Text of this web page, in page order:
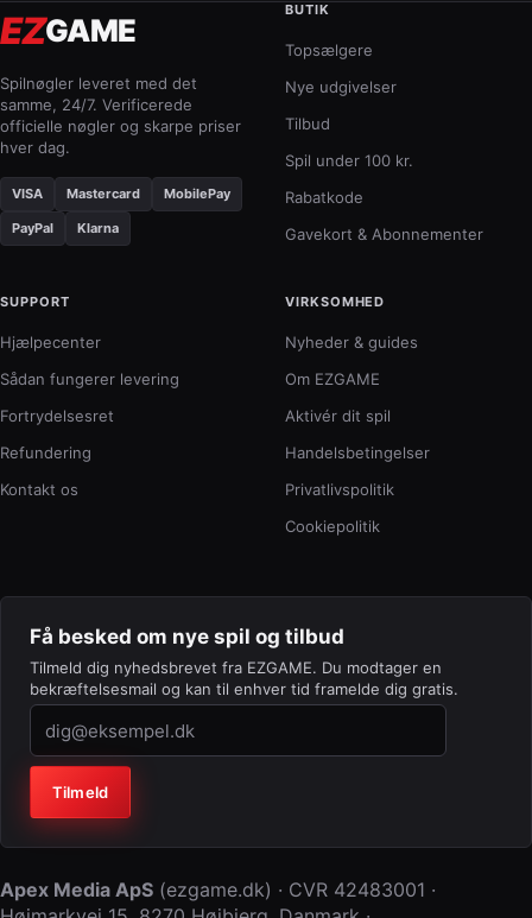
EZGAME
Spilnøgler leveret med det
samme, 24/7. Verificerede
officielle nøgler og skarpe priser
hver dag.
VISA Mastercard MobilePay
PayPal Klarna
BUTIK
Topsælgere
Nye udgivelser
Tilbud
Spil under 100 kr.
Rabatkode
Gavekort & Abonnementer
SUPPORT
Hjælpecenter
Sådan fungerer levering
Fortrydelsesret
Refundering
Kontakt os
VIRKSOMHED
Nyheder & guides
Om EZGAME
Aktivér dit spil
Handelsbetingelser
Privatlivspolitik
Cookiepolitik
Få besked om nye spil og tilbud
Tilmeld dig nyhedsbrevet fra EZGAME. Du modtager en
bekræftelsesmail og kan til enhver tid framelde dig gratis.
Virksomhed (lad feltet stå tomt)
Tilmeld
Apex Media ApS (ezgame.dk) · CVR 42483001 ·